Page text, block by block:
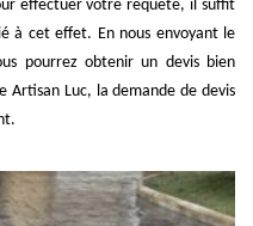
effectuer votre requête, il suffit
à cet effet. En nous envoyant le
pourrez obtenir un devis bien
Artisan Luc, la demande de devis